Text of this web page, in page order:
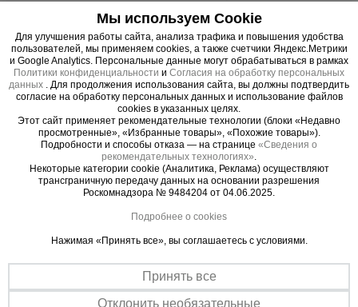
Мобильность — не требуют подключения к
электросети, легко транспортируются и
устанавливаются.
Безопасность — отсутствие искр, пыли и
перегрева металла.
Чистый рез — без заусенцев и термического
повреждения арматуры.
Долгий срок службы — износостойкие ножи и
прочная кинематика.
Экономия времени — значительно быстрее и
удобнее по сравнению с ручной резкой
Область применения
в монолитном строительстве при подготовке
арматурных каркасов;
Мы используем Cookie
Для улучшения работы сайта, анализа трафика и повышения удобства
пользователей, мы применяем cookies, а также счетчики Яндекс.Метрики
и Google Analytics. Персональные данные могут обрабатываться в рамках
Политики конфиденциальности и Согласия на обработку персональных
данных
. Для продолжения использования сайта, вы должны подтвердить
согласие на обработку персональных данных и использование файлов
cookies в указанных целях.
Этот сайт применяет рекомендательные технологии (блоки «Недавно
просмотренные», «Избранные товары», «Похожие товары»).
Подробности и способы отказа — на странице «Сведения о
рекомендательных технологиях»
Некоторые категории cookie (Аналитика, Реклама) осуществляют
трансграничную передачу данных на основании разрешения
Роскомнадзора № 9484204 от 04.06.2025.
Подробнее о cookies
Нажимая «Принять все», вы соглашаетесь с условиями.
Принять все
Отклонить необязательные